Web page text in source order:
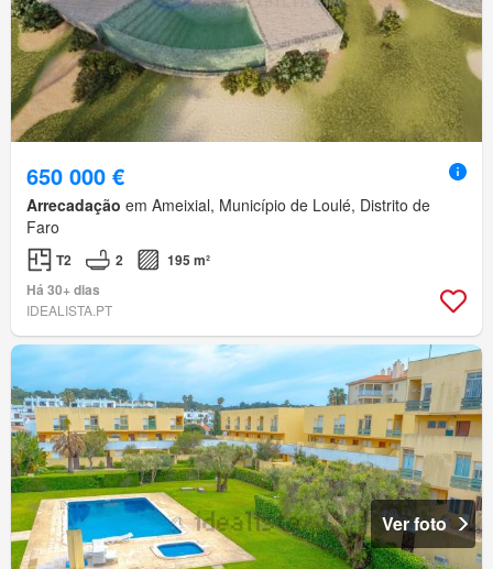
650 000 €
Arrecadação em Ameixial, Município de Loulé, Distrito de
Faro
T2 2
195 m²
Há 30+ dias
IDEALISTA.PT
Ver foto